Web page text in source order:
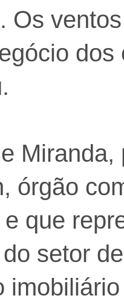
Os
dos
Miranda,
órgão
que
setor